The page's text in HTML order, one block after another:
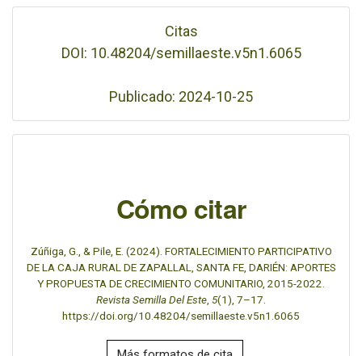
Citas
DOI: 10.48204/semillaeste.v5n1.6065
Publicado: 2024-10-25
Cómo citar
Zúñiga, G., & Pile, E. (2024). FORTALECIMIENTO PARTICIPATIVO
DE LA CAJA RURAL DE ZAPALLAL, SANTA FE, DARIÉN: APORTES
Y PROPUESTA DE CRECIMIENTO COMUNITARIO, 2015-2022.
Revista Semilla Del Este, 5(1), 7–17.
https://doi.org/10.48204/semillaeste.v5n1.6065